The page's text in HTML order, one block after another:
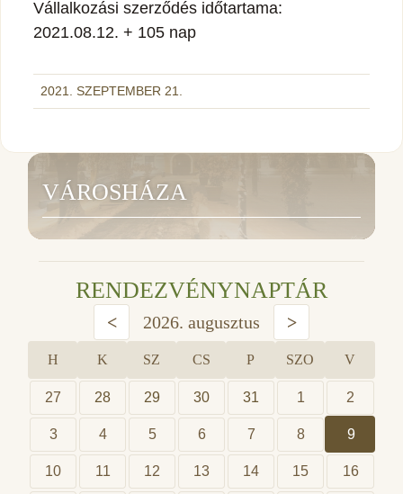
Vállalkozási szerződés időtartama:
2021.08.12. + 105 nap
2021. SZEPTEMBER 21.
VÁROSHÁZA
RENDEZVÉNYNAPTÁR
< 2026. augusztus >
H K SZ CS P SZO V
27 28 29 30 31 1 2
3 4 5 6 7 8 9
10 11 12 13 14 15 16